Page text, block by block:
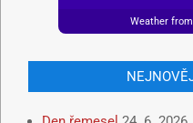
Weather